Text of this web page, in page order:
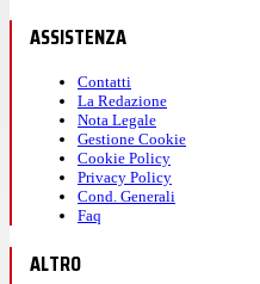
ASSISTENZA
Contatti
La Redazione
Nota Legale
Gestione Cookie
Cookie Policy
Privacy Policy
Cond. Generali
Faq
ALTRO